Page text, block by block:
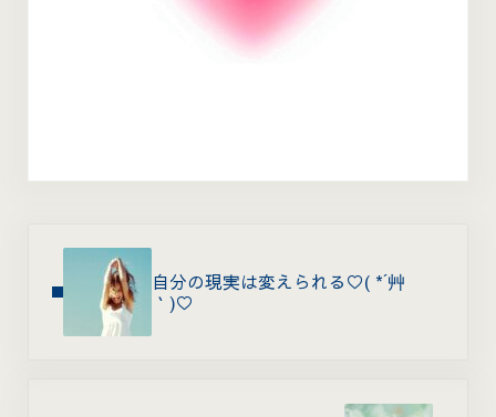
自分の現実は変えられる♡( *´艸
｀)♡